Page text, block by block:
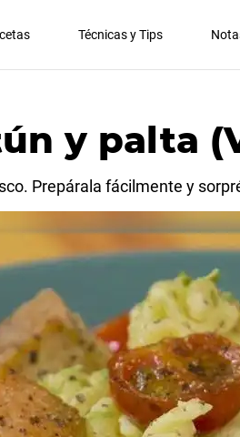
Técnicas y Tips
y palta
Prepárala fácilmente y